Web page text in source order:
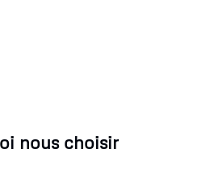
nous choisir